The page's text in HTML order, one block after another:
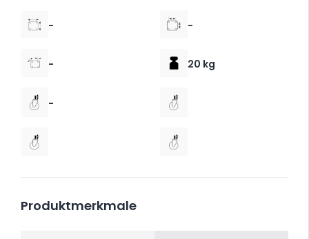
- -
- 20 kg
-
Produktmerkmale